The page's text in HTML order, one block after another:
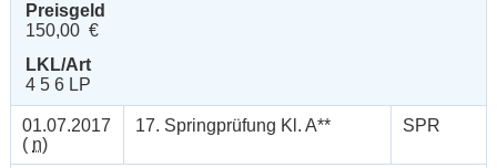
Preisgeld
150,00 €
LKL/Art
4 5 6 LP
01.07.2017
( n)
17. Springprüfung Kl. A** SPR